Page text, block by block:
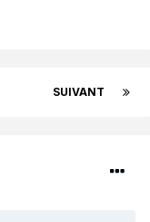
SUIVANT